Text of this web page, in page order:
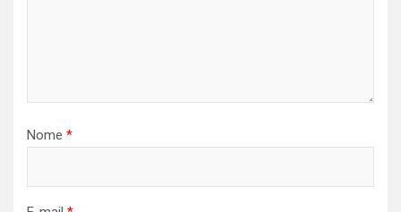
Nome *